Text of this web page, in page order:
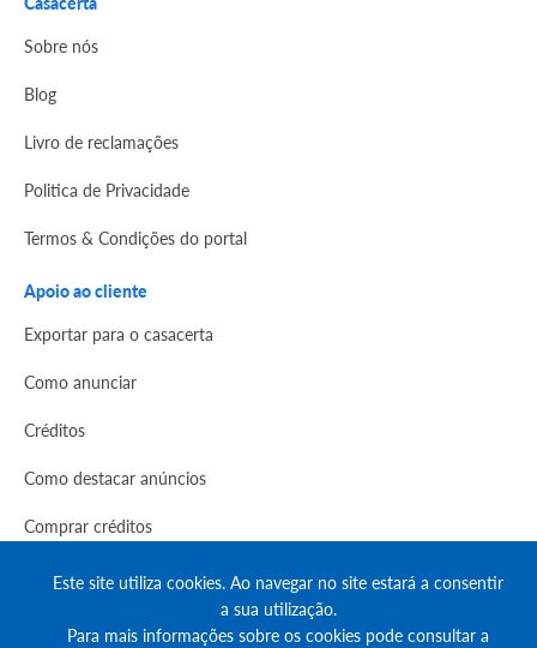
Sobre nós
Blog
Livro de reclamações
Politica de Privacidade
Termos & Condições do portal
Apoio ao cliente
Exportar para o casacerta
Como anunciar
Créditos
Como destacar anúncios
Comprar créditos
FAQs
Informação
Este site utiliza cookies. Ao navegar no site estará a consentir
a sua utilização.
Para mais informações sobre os cookies pode consultar a